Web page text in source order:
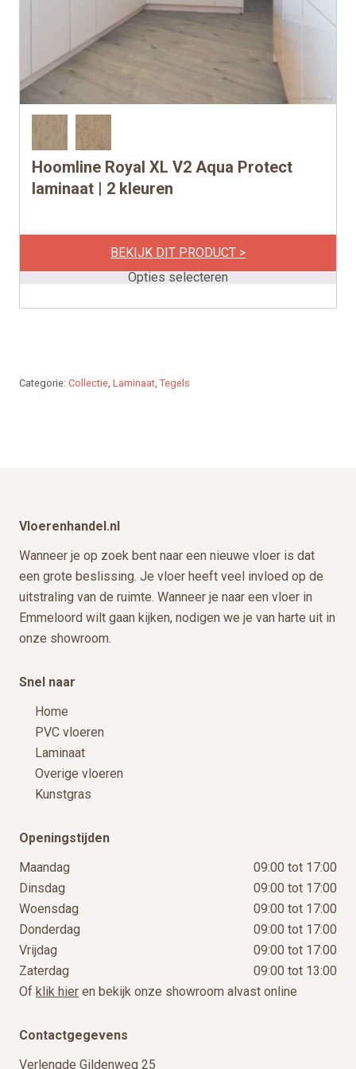
Hoomline Royal XL V2 Aqua Protect
laminaat | 2 kleuren
BEKIJK DIT PRODUCT >
Opties selecteren
Dit
product
Deze
kan
Categorie: Collectie, Laminaat, Tegels
Vloerenhandel.nl
Wanneer je op zoek bent naar een nieuwe vloer is dat
een grote beslissing. Je vloer heeft veel invloed op de
uitstraling van de ruimte. Wanneer je naar een vloer in
Emmeloord wilt gaan kijken, nodigen we je van harte uit in
onze showroom.
Snel naar
Home
PVC vloeren
Laminaat
Overige vloeren
Kunstgras
Openingstijden
Maandag
09:00 tot 17:00
Dinsdag
09:00 tot 17:00
Woensdag
09:00 tot 17:00
Donderdag
09:00 tot 17:00
Vrijdag
09:00 tot 17:00
Zaterdag
09:00 tot 13:00
Of klik hier en bekijk onze showroom alvast online
Contactgegevens
Verlengde Gildenweg 25